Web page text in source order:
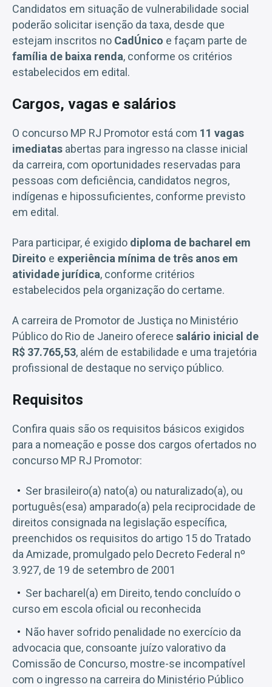
Candidatos em situação de vulnerabilidade social
poderão solicitar isenção da taxa, desde que
estejam inscritos no CadÚnico e façam parte de
família de baixa renda, conforme os critérios
estabelecidos em edital.
Cargos, vagas e salários
O concurso MP RJ Promotor está com 11 vagas
imediatas abertas para ingresso na classe inicial
da carreira, com oportunidades reservadas para
pessoas com deficiência, candidatos negros,
indígenas e hipossuficientes, conforme previsto
em edital.
Para participar, é exigido diploma de bacharel em
Direito e experiência mínima de três anos em
atividade jurídica, conforme critérios
estabelecidos pela organização do certame.
A carreira de Promotor de Justiça no Ministério
Público do Rio de Janeiro oferece salário inicial de
R$ 37.765,53, além de estabilidade e uma trajetória
profissional de destaque no serviço público.
Requisitos
Confira quais são os requisitos básicos exigidos
para a nomeação e posse dos cargos ofertados no
concurso MP RJ Promotor:
Ser brasileiro(a) nato(a) ou naturalizado(a), ou
português(esa) amparado(a) pela reciprocidade de
direitos consignada na legislação específica,
preenchidos os requisitos do artigo 15 do Tratado
da Amizade, promulgado pelo Decreto Federal nº
3.927, de 19 de setembro de 2001
Ser bacharel(a) em Direito, tendo concluído o
curso em escola oficial ou reconhecida
Não haver sofrido penalidade no exercício da
advocacia que, consoante juízo valorativo da
Comissão de Concurso, mostre-se incompatível
com o ingresso na carreira do Ministério Público